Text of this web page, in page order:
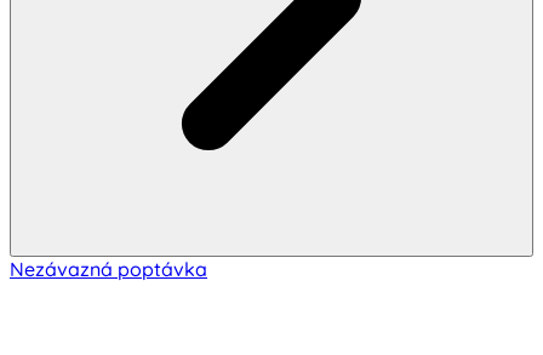
Nezávazná poptávka